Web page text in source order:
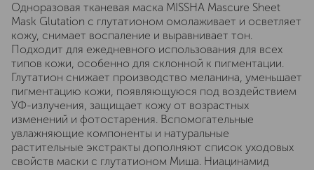
Одноразовая тканевая маска MISSHA Mascure Sheet
Mask Glutation с глутатионом омолаживает и осветляет
кожу, снимает воспаление и выравнивает тон.
Подходит для ежедневного использования для всех
типов кожи, особенно для склонной к пигментации.
Глутатион снижает производство меланина, уменьшает
пигментацию кожи, появляющуюся под воздействием
УФ-излучения, защищает кожу от возрастных
изменений и фотостарения. Вспомогательные
увлажняющие компоненты и натуральные
растительные экстракты дополняют список уходовых
свойств маски с глутатионом Миша. Ниацинамид